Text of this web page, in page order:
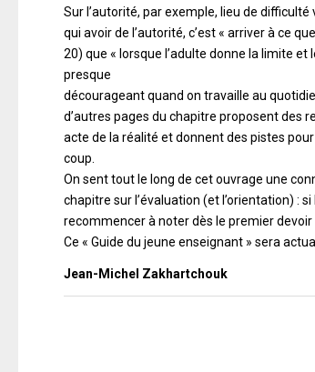
Sur l’autorité, par exemple, lieu de
qui avoir de l’autorité, c’est « arriver à ce
20) que « lorsque l’adulte donne la limite
presque
décourageant quand on travaille au
d’autres pages du chapitre proposent des
acte de la réalité et donnent des pistes
coup.
On sent tout le long de cet ouvrage une
chapitre sur l’évaluation (et l’orientation) :
recommencer à noter dès le premier devoir
Ce « Guide du jeune enseignant » sera
Jean-Michel Zakhartchouk